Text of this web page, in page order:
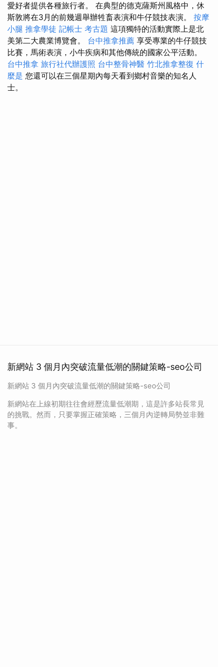
愛好者提供各種旅行者。 在典型的德克薩斯州風格中，休
斯敦將在3月的前幾週舉辦牲畜表演和牛仔競技表演。 按摩
小腿 推拿學徒 記帳士 考古題 這項獨特的活動實際上是北
美第二大農業博覽會。 台中推拿推薦 享受專業的牛仔競技
比賽，馬術表演，小牛疾病和其他傳統的國家公平活動。
台中推拿 旅行社代辦護照 台中整骨神醫 竹北推拿整復 什
麼是 您還可以在三個星期內每天看到鄉村音樂的知名人
士。
新網站 3 個月內突破流量低潮的關鍵策略-seo公司
新網站 3 個月內突破流量低潮的關鍵策略-seo公司
新網站在上線初期往往會經歷流量低潮期，這是許多站長常見
的挑戰。然而，只要掌握正確策略，三個月內逆轉局勢並非難
事。